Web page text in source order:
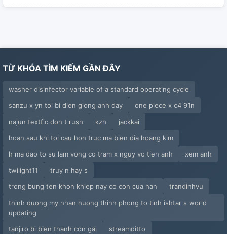
TỪ KHÓA TÌM KIẾM GẦN ĐÂY
washer disinfector variable of a standard operating cycle
sanzu x yn toi bi dien giong anh day
one piece x c4 91n
najun textfic don t rush
kzh
jackkai
hoan sau khi toi cau hon truc ma bien dia hoang kim
h ma dao to su lam vong co tram x nguy vo tien anh
xem anh
twilight11
truy n hay s
trong bung ten khon khiep nay co con cua han
trandinhvu
thinh duong my nhan huong thinh phong to tinh ishtar s world
updating
tanjiro bi bien thanh con gai
streamditto